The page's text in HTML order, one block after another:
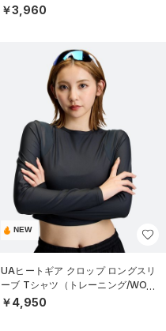
ング/WOMEN）
￥3,960
NEW
UAヒートギア クロップ ロングスリ
ーブ Tシャツ（トレーニング/WOM
EN）
￥4,950